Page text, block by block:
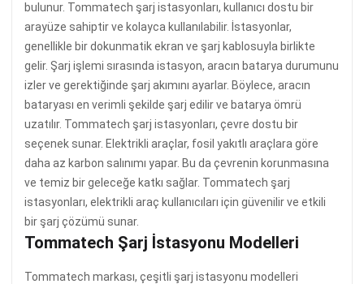
bulunur. Tommatech şarj istasyonları, kullanıcı dostu bir
arayüze sahiptir ve kolayca kullanılabilir. İstasyonlar,
genellikle bir dokunmatik ekran ve şarj kablosuyla birlikte
gelir. Şarj işlemi sırasında istasyon, aracın batarya durumunu
izler ve gerektiğinde şarj akımını ayarlar. Böylece, aracın
bataryası en verimli şekilde şarj edilir ve batarya ömrü
uzatılır. Tommatech şarj istasyonları, çevre dostu bir
seçenek sunar. Elektrikli araçlar, fosil yakıtlı araçlara göre
daha az karbon salınımı yapar. Bu da çevrenin korunmasına
ve temiz bir geleceğe katkı sağlar. Tommatech şarj
istasyonları, elektrikli araç kullanıcıları için güvenilir ve etkili
bir şarj çözümü sunar.
Tommatech Şarj İstasyonu Modelleri
Tommatech markası, çeşitli şarj istasyonu modelleri